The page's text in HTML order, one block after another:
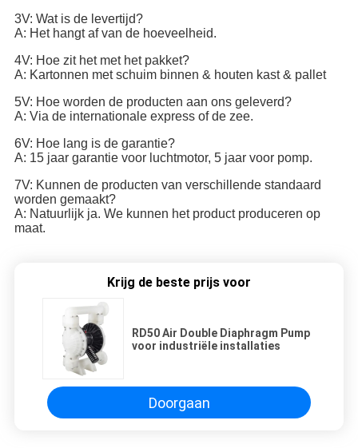
3V: Wat is de levertijd?
A: Het hangt af van de hoeveelheid.
4V: Hoe zit het met het pakket?
A: Kartonnen met schuim binnen & houten kast & pallet
5V: Hoe worden de producten aan ons geleverd?
A: Via de internationale express of de zee.
6V: Hoe lang is de garantie?
A: 15 jaar garantie voor luchtmotor, 5 jaar voor pomp.
7V: Kunnen de producten van verschillende standaard
worden gemaakt?
A: Natuurlijk ja. We kunnen het product produceren op
maat.
Krijg de beste prijs voor
RD50 Air Double Diaphragm Pump
voor industriële installaties
Doorgaan